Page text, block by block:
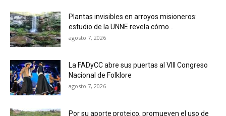
Plantas invisibles en arroyos misioneros:
estudio de la UNNE revela cómo...
agosto 7, 2026
La FADyCC abre sus puertas al VIII Congreso
Nacional de Folklore
agosto 7, 2026
Por su aporte proteico, promueven el uso de